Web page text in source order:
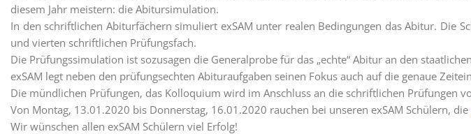
diesem Jahr meistern: die Abitursimulation.
In den schriftlichen Abiturfächern simuliert exSAM unter realen Bedingungen das Abitur. Die
und vierten schriftlichen Prüfungsfach.
Die Prüfungssimulation ist sozusagen die Generalprobe für das „echte“ Abitur an den
exSAM legt neben den prüfungsechten Abituraufgaben seinen Fokus auch auf die genaue
Die mündlichen Prüfungen, das Kolloquium wird im Anschluss an die schriftlichen Prüfungen
Von Montag, 13.01.2020 bis Donnerstag, 16.01.2020 rauchen bei unseren exSAM Schülern, die
Wir wünschen allen exSAM Schülern viel Erfolg!